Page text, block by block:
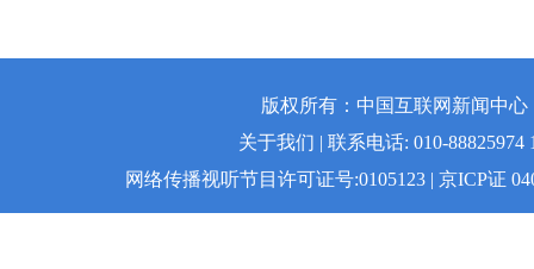
版权所有：中国互联网新闻中
关于我们 | 联系电话: 010-88825974
网络传播视听节目许可证号:0105123 | 京ICP证